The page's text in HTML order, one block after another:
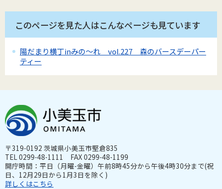
このページを見た人はこんなページも見ています
陽だまり横丁inみの～れ vol.227 森のバースデーパー
ティー
〒319-0192 茨城県小美玉市堅倉835
TEL 0299-48-1111 FAX 0299-48-1199
開庁時間：平日（月曜-金曜）午前8時45分から午後4時30分まで(祝
日、12月29日から1月3日を除く)
詳しくはこちら